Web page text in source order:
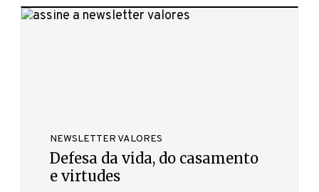
NEWSLETTER VALORES
Defesa da vida, do casamento
e virtudes